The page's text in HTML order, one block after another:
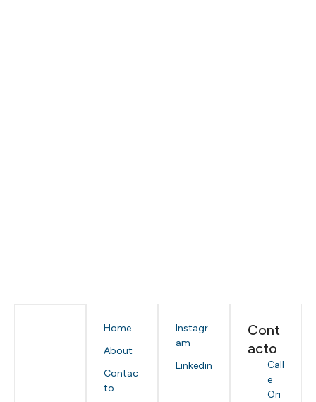
Home
About
Contac
to
Instagr
am
Linkedin
Cont
acto
Call
e
Ori